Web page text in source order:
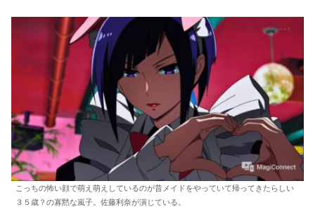
こっちの怖い顔で萌え萌えしているのが昔メイドをやっていて帰ってきたらしい
３５歳？の寡黙な嵐子。佐藤利奈が演じている。